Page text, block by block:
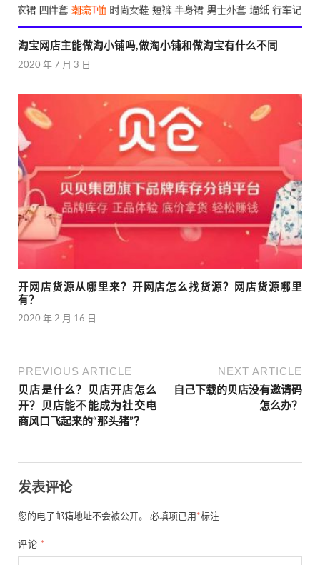
淘宝网店主能做淘小铺吗,做淘小铺和做淘宝有什么不同
2020 年 7 月 3 日
开网店货源从哪里来？开网店怎么找货源？网店货源哪里
有？
2020 年 2 月 16 日
PREVIOUS ARTICLE
贝店是什么？贝店开店怎么
开？贝店能不能成为社交电
商风口飞起来的“那头猪”？
NEXT ARTICLE
自己下载的贝店没有邀请码
怎么办？
发表评论
您的电子邮箱地址不会被公开。 必填项已用 *标注
评论 *